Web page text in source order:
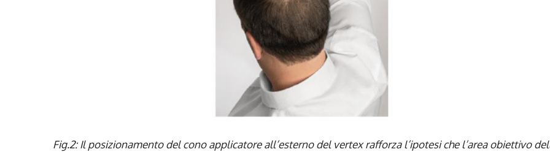
Fig.2: Il posizionamento del cono applicatore all’esterno del vertex rafforza l’ipotesi che l’area obiettivo